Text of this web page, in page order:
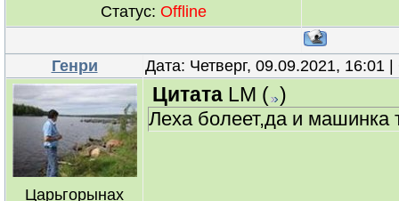
Статус: Offline
Генри Дата: Четверг, 09.09.2021,
Царьгорынах
Цитата LM ( )
Леха болеет,да и машинка